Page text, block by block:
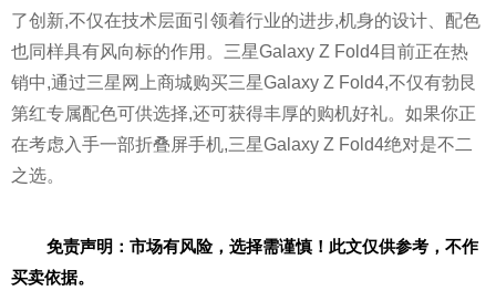
了创新,不仅在技术层面引领着行业的进步,机身的设计、配色
也同样具有风向标的作用。三星Galaxy Z Fold4目前正在热
销中,通过三星网上商城购买三星Galaxy Z Fold4,不仅有勃艮
第红专属配色可供选择,还可获得丰厚的购机好礼。如果你正
在考虑入手一部折叠屏手机,三星Galaxy Z Fold4绝对是不二
之选。
免责声明：市场有风险，选择需谨慎！此文仅供参考，不作
买卖依据。